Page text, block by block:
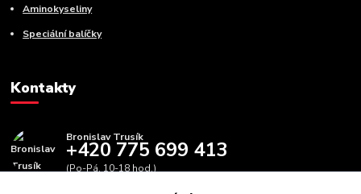
Aminokyseliny
Speciální balíčky
Kontakty
Bronislav Trusík
+420 775 699 413
(Po-Pá, 10-18 hod.)